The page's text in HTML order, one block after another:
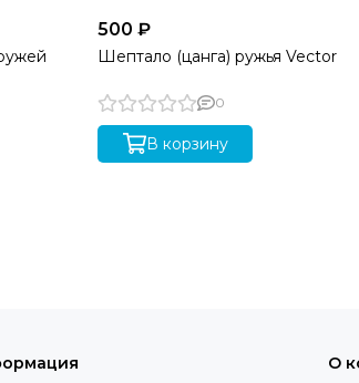
500 ₽
Шептало (цанга) ружья Vector
0
В корзину
О